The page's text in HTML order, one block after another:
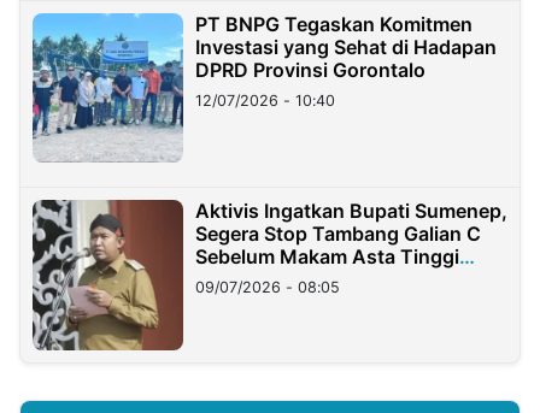
PT BNPG Tegaskan Komitmen
Investasi yang Sehat di Hadapan
DPRD Provinsi Gorontalo
12/07/2026 - 10:40
Aktivis Ingatkan Bupati Sumenep,
Segera Stop Tambang Galian C
Sebelum Makam Asta Tinggi
Longsor
09/07/2026 - 08:05